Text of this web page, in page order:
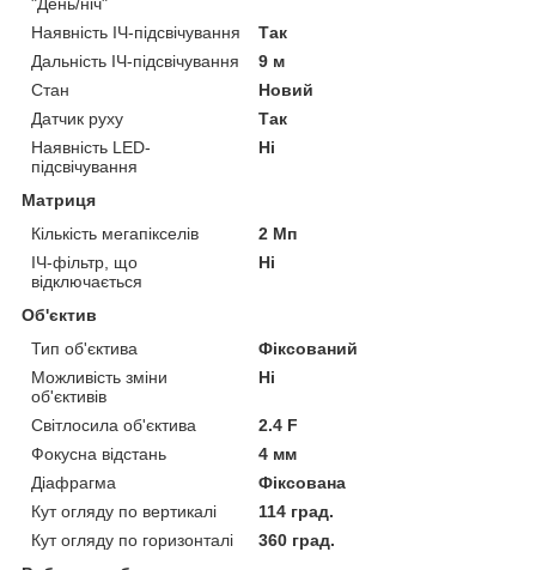
Наявність ІЧ-підсвічування
Так
Дальність ІЧ-підсвічування
9 м
Стан
Новий
Датчик руху
Так
Наявність LED-
підсвічування
Ні
Матриця
Кількість мегапікселів
2 Мп
ІЧ-фільтр, що
відключається
Ні
Об'єктив
Тип об'єктива
Фіксований
Можливість зміни
об'єктивів
Ні
Світлосила об'єктива
2.4 F
Фокусна відстань
4 мм
Діафрагма
Фіксована
Кут огляду по вертикалі
114 град.
Кут огляду по горизонталі
360 град.